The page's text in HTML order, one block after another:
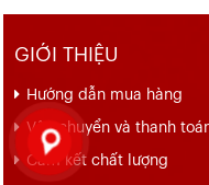
GIỚI THIỆU
Hướng dẫn mua hàng
Vận chuyển và thanh
Cam kết chất lượng